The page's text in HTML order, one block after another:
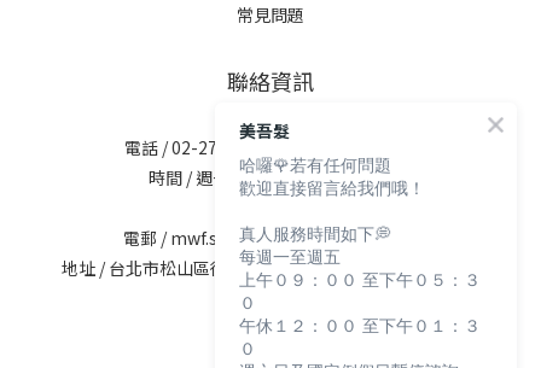
常見問題
聯絡資訊
電話 / 02-2713-6621 (無提供訂購服務)
時間 / 週一至週五 09:30-12:00；
電郵 / mwf.service@maywufa.com.tw
地址 / 台北市松山區復興北路167號5樓(無提供現場販售)
美吾髮
哈囉🌹若有任何問題
歡迎直接留言給我們哦！
真人服務時間如下💭
每週一至週五
上午０９：００ 至下午０５：３
０
午休１２：００ 至下午０１：３
０